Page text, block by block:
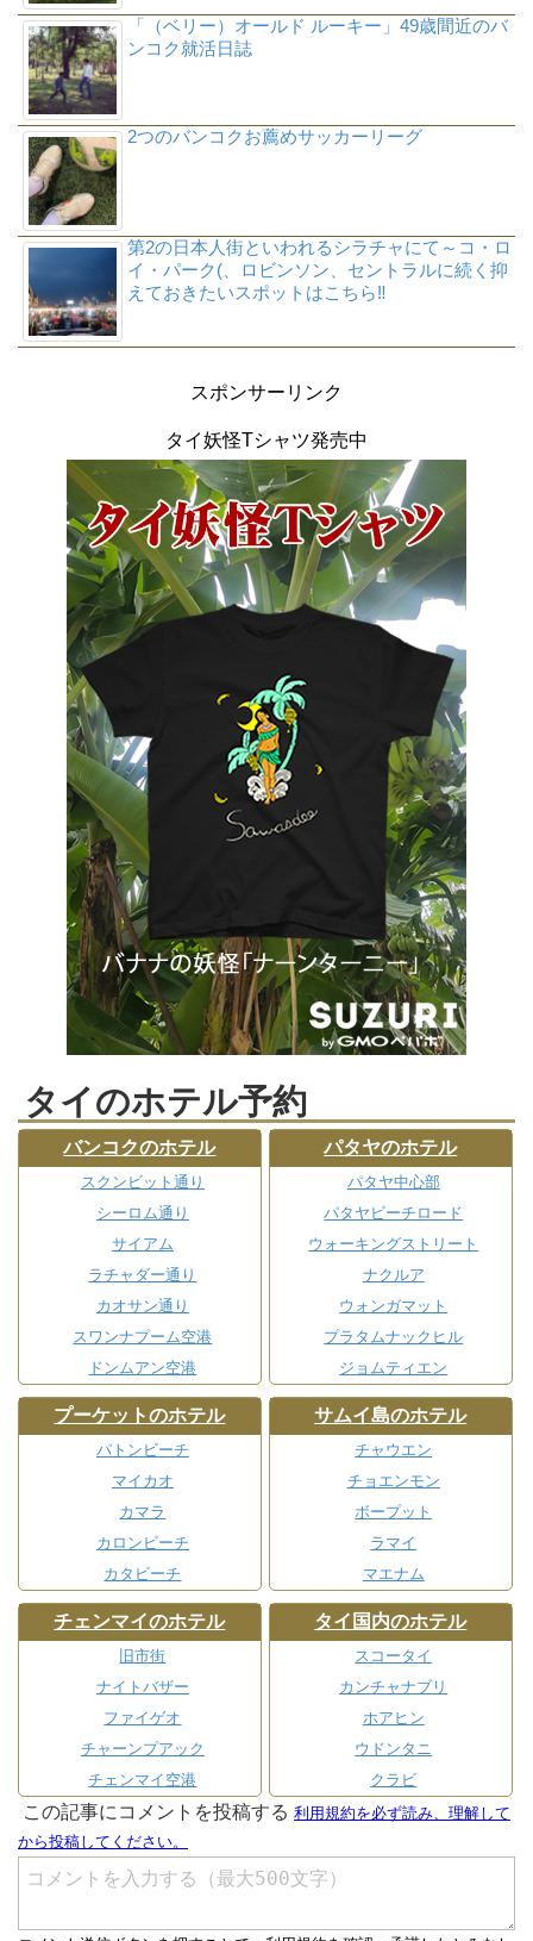
「（ベリー）オールド ルーキー」49歳間近のバ
ンコク就活日誌
2つのバンコクお薦めサッカーリーグ
第2の日本人街といわれるシラチャにて～コ・ロ
イ・パーク(、ロビンソン、セントラルに続く抑
えておきたいスポットはこちら‼
スポンサーリンク
タイ妖怪Tシャツ発売中
タイのホテル予約
バンコクのホテル
スクンビット通り
シーロム通り
サイアム
ラチャダー通り
カオサン通り
スワンナプーム空港
ドンムアン空港
パタヤのホテル
パタヤ中心部
パタヤビーチロード
ウォーキングストリート
ナクルア
ウォンガマット
プラタムナックヒル
ジョムティエン
プーケットのホテル
パトンビーチ
マイカオ
カマラ
カロンビーチ
カタビーチ
サムイ島のホテル
チャウエン
チョエンモン
ボープット
ラマイ
マエナム
チェンマイのホテル
旧市街
ナイトバザー
ファイゲオ
チャーンプアック
チェンマイ空港
タイ国内のホテル
スコータイ
カンチャナブリ
ホアヒン
ウドンタニ
クラビ